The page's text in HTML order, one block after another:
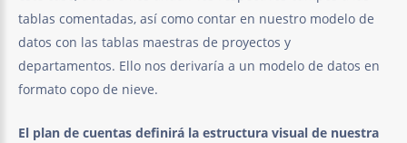
tablas comentadas, así como contar en nuestro modelo de
datos con las tablas maestras de proyectos y
departamentos. Ello nos derivaría a un modelo de datos en
formato copo de nieve.
El plan de cuentas definirá la estructura visual de nuestra